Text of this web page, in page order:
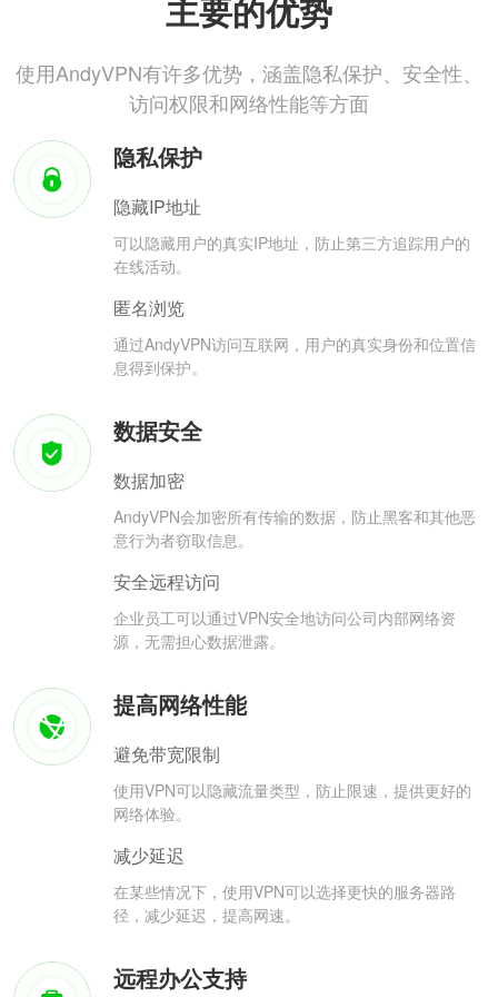
主要的优势
使用AndyVPN有许多优势，涵盖隐私保护、安全性、
访问权限和网络性能等方面
隐私保护
隐藏IP地址
可以隐藏用户的真实IP地址，防止第三方追踪用户的
在线活动。
匿名浏览
通过AndyVPN访问互联网，用户的真实身份和位置信
息得到保护。
数据安全
数据加密
AndyVPN会加密所有传输的数据，防止黑客和其他恶
意行为者窃取信息。
安全远程访问
企业员工可以通过VPN安全地访问公司内部网络资
源，无需担心数据泄露。
提高网络性能
避免带宽限制
使用VPN可以隐藏流量类型，防止限速，提供更好的
网络体验。
减少延迟
在某些情况下，使用VPN可以选择更快的服务器路
径，减少延迟，提高网速。
远程办公支持